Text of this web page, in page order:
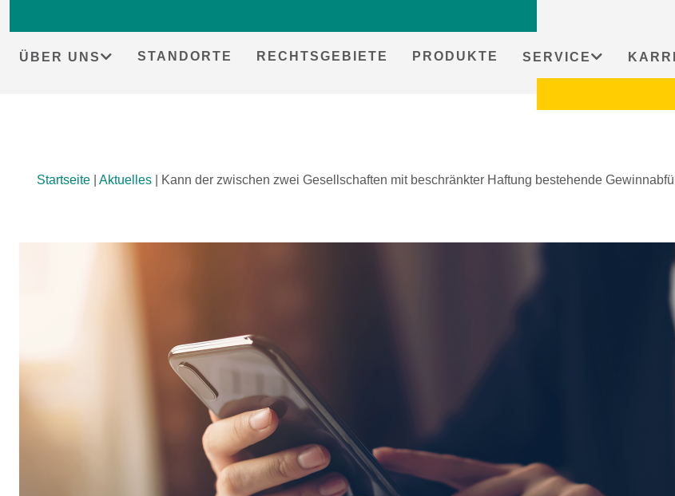
ÜBER UNS STANDORTE RECHTSGEBIETE PRODUKTE SERVICE
Startseite Aktuelles
Kann der zwischen zwei Gesellschaften mit beschränkter Haftung bestehende